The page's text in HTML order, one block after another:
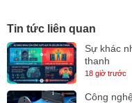
Tin tức liên quan
Sự khác
thanh
18 giờ trước
Công